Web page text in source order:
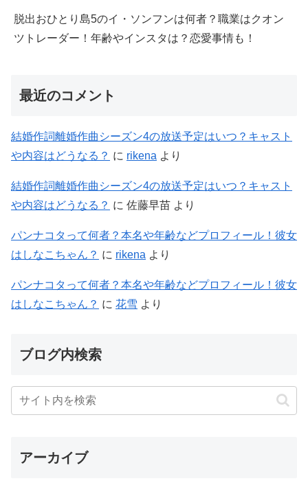
脱出おひとり島5のイ・ソンフンは何者？職業はクオン
ツトレーダー！年齢やインスタは？恋愛事情も！
最近のコメント
結婚作詞離婚作曲シーズン4の放送予定はいつ？キャスト
や内容はどうなる？ に rikena より
結婚作詞離婚作曲シーズン4の放送予定はいつ？キャスト
や内容はどうなる？ に 佐藤早苗 より
パンナコタって何者？本名や年齢などプロフィール！彼女
はしなこちゃん？ に rikena より
パンナコタって何者？本名や年齢などプロフィール！彼女
はしなこちゃん？ に 花雪 より
ブログ内検索
アーカイブ